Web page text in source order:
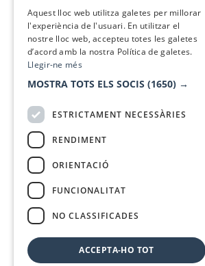
Comunicacions comercials i
Anuncia’t
Vull rebre la newsletter de
Amb el suport de
Aquest lloc web utilitza galetes per millorar
l'experiència de l'usuari. En utilitzar el
nostre lloc web, accepteu totes les galetes
d’acord amb la nostra Política de galetes.
Llegir-ne més
MOSTRA TOTS ELS SOCIS (1650) →
ESTRICTAMENT NECESSÀRIES
RENDIMENT
ORIENTACIÓ
FUNCIONALITAT
NO CLASSIFICADES
ACCEPTA-HO TOT